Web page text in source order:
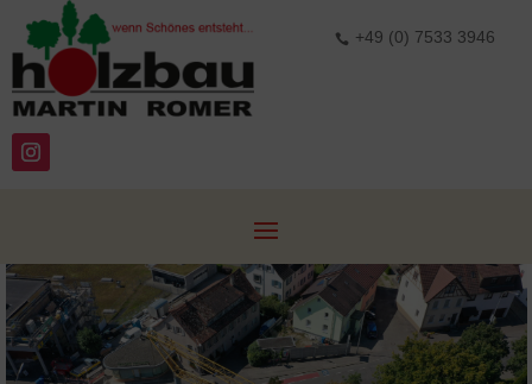
+49 (0) 7533 3946